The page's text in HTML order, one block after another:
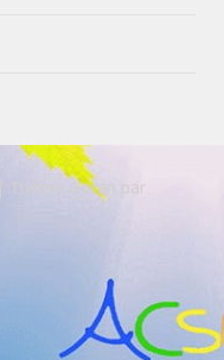
Thème Goran par